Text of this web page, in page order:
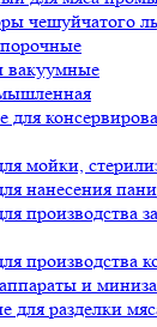
чешуйчатого
вакуумные
для
мойки,
нанесения
производства
производства
и
для разделки